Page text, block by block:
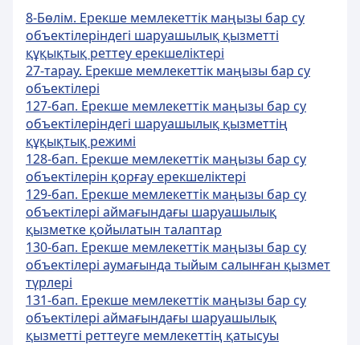
8-Бөлім. Ерекше мемлекеттік маңызы бар су
объектілеріндегі шаруашылық қызметті
құқықтық реттеу ерекшеліктері
27-тарау. Ерекше мемлекеттік маңызы бар су
объектілері
127-бап. Ерекше мемлекеттік маңызы бар су
объектiлеріндегі шаруашылық қызметтiң
құқықтық режимi
128-бап. Ерекше мемлекеттік маңызы бар су
объектiлерiн қорғау ерекшелiктерi
129-бап. Ерекше мемлекеттік маңызы бар су
объектiлерi аймағындағы шаруашылық
қызметке қойылатын талаптар
130-бап. Ерекше мемлекеттік маңызы бар су
объектiлерi аумағында тыйым салынған қызмет
түрлерi
131-бап. Ерекше мемлекеттік маңызы бар су
объектiлерi аймағындағы шаруашылық
қызметтi реттеуге мемлекеттiң қатысуы